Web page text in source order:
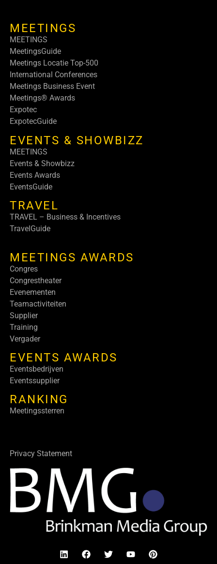
MEETINGS
MEETINGS
MeetingsGuide
Meetings Locatie Top-500
International Conferences
Meetings Business Event
Meetings® Awards
Expotec
ExpotecGuide
EVENTS & SHOWBIZZ
MEETINGS
Events & Showbizz
Events Awards
EventsGuide
TRAVEL
TRAVEL – Business & Incentives
TravelGuide
MEETINGS AWARDS
Congres
Congrestheater
Evenementen
Teamactiviteiten
Supplier
Training
Vergader
EVENTS AWARDS
Eventsbedrijven
Eventssupplier
RANKING
Meetingssterren
Privacy Statement